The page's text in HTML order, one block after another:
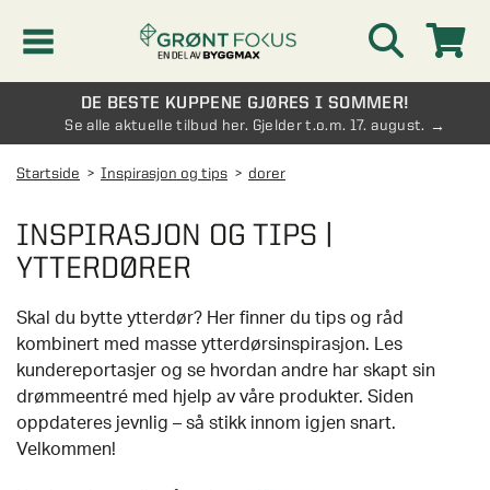
Kampanjer
Nyheter
Kontakt oss
AVDELINGER
Oversikt - Kontakt oss
Vanlige spørsmål og svar
Vinterhage og hagestue
AVDELINGER
Oversikt - Vinterhage og hagestue
Drivhus
AVDELINGER
Vinduer
DE BESTE KUPPENE GJØRES I SOMMER!
Se alle aktuelle tilbud her. Gjelder t.o.m. 17. august.
Startside Inspirasjon og tips dorer
INSPIRASJON OG TIPS |
YTTERDØRER
Skal du bytte ytterdør? Her finner du tips og råd
kombinert med masse ytterdørsinspirasjon. Les
kundereportasjer og se hvordan andre har skapt sin
drømmeentré med hjelp av våre produkter. Siden
oppdateres jevnlig – så stikk innom igjen snart.
Velkommen!